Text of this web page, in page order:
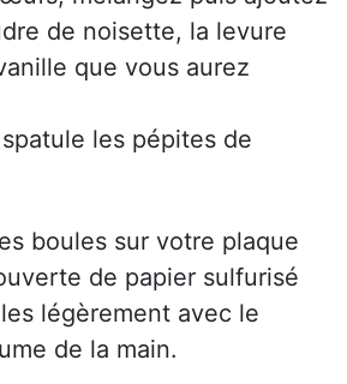
de noisette, la levure
que vous aurez
les pépites de
boules sur votre plaque
de papier sulfurisé
légèrement avec le
de la main.